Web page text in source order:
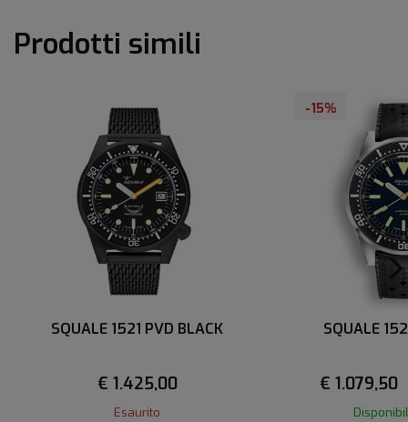
Prodotti simili
SQUALE 1521 PVD BLACK
€ 1.425,00
Esaurito
-15%
SQUALE
€ 1.079,50